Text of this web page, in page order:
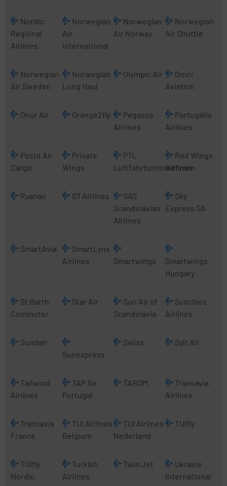
Nordic
Regional
Airlines
Norwegian
Air
International
Norwegian
Air Norway
Norwegian
Air Shuttle
Norwegian
Air Sweden
Norwegian
Long Haul
Olympic Air
Omni
Aviation
Onur Air Orange2fly
Pegasus
Airlines
Portugália
Airlines
Poste Air
Cargo
Private
Wings
PTL
Luftfahrtunternehmen
Red Wings
Airlines
Ryanair S7 Airlines
SAS
Scandinavian
Airlines
Sky
Express SA
SmartAvia
SmartLynx
Airlines
Smartwings
Smartwings
Hungary
St Barth
Commuter
Star Air
Sun Air of
Scandinavia
Sunclass
Airlines
Sundair
Sunexpress
Swiss Sylt Air
Tailwind
Airlines
TAP Air
Portugal
TAROM
Transavia
Airlines
Transavia
France
TUI Airlines
Belgium
TUI Airlines
Nederland
TUIfly
TUIfly
Nordic
Turkish
Airlines
Twin Jet
Ukraine
International